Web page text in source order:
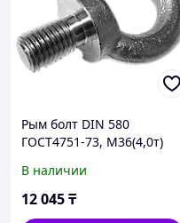
Рым болт DIN 580
ГОСТ4751-73, М36(4,0т)
В наличии
12 045₸